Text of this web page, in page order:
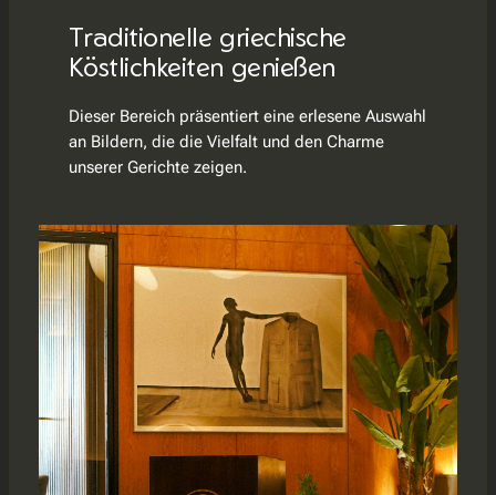
Traditionelle griechische
Köstlichkeiten genießen
Dieser Bereich präsentiert eine erlesene Auswahl
an Bildern, die die Vielfalt und den Charme
unserer Gerichte zeigen.